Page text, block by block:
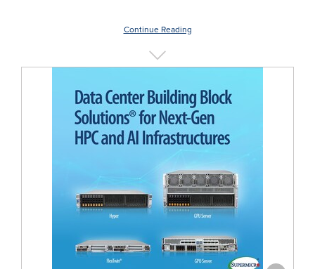
Continue Reading